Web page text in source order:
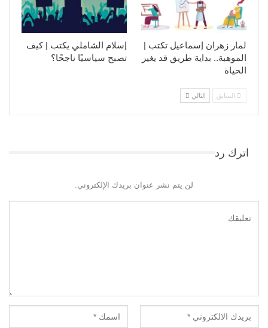
إسلام الشاملي يكتب | كيف
تصبح سياسيًا ناجحًا؟
لمار زهران إسماعيل تكتب |
الموهبة.. بداية طريق قد يغير
الحياة
السابق التالي
اترك رد
لن يتم نشر عنوان بريدك الإلكتروني.